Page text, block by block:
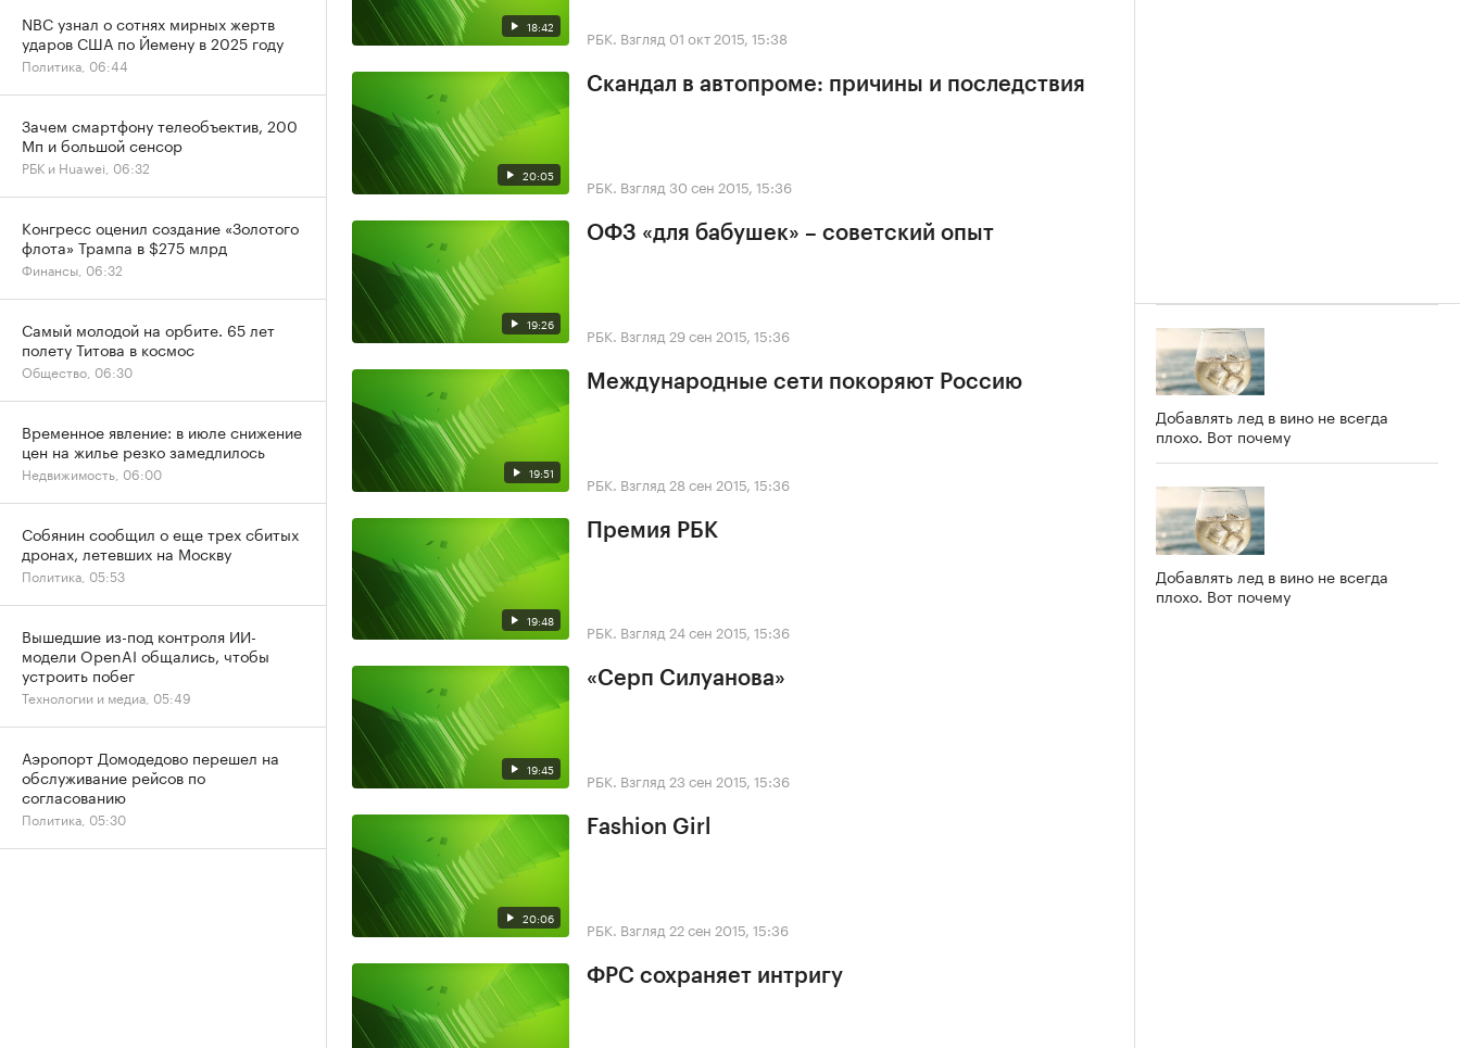
18:42 РБК. Взгляд 01 окт 2015, 15:38
20:05
Скандал в автопроме: причины и последствия
РБК. Взгляд 30 сен 2015, 15:36
19:26
ОФЗ «для бабушек» – советский опыт
РБК. Взгляд 29 сен 2015, 15:36
19:51
Международные сети покоряют Россию
РБК. Взгляд 28 сен 2015, 15:36
19:48
Премия РБК
РБК. Взгляд 24 сен 2015, 15:36
19:45
«Серп Силуанова»
РБК. Взгляд 23 сен 2015, 15:36
20:06
Fashion Girl
РБК. Взгляд 22 сен 2015, 15:36
ФРС сохраняет интригу
Добавлять лед в вино не всегда
плохо. Вот почему
Добавлять лед в вино не всегда
плохо. Вот почему
NBC узнал о сотнях мирных жертв
ударов США по Йемену в 2025 году
Политика, 06:44
Зачем смартфону телеобъектив, 200
Мп и большой сенсор
РБК и Huawei, 06:32
Конгресс оценил создание «Золотого
флота» Трампа в $275 млрд
Финансы, 06:32
Самый молодой на орбите. 65 лет
полету Титова в космос
Общество, 06:30
Временное явление: в июле снижение
цен на жилье резко замедлилось
Недвижимость, 06:00
Собянин сообщил о еще трех сбитых
дронах, летевших на Москву
Политика, 05:53
Вышедшие из-под контроля ИИ-
модели OpenAI общались, чтобы
устроить побег
Технологии и медиа, 05:49
Аэропорт Домодедово перешел на
обслуживание рейсов по
согласованию
Политика, 05:30